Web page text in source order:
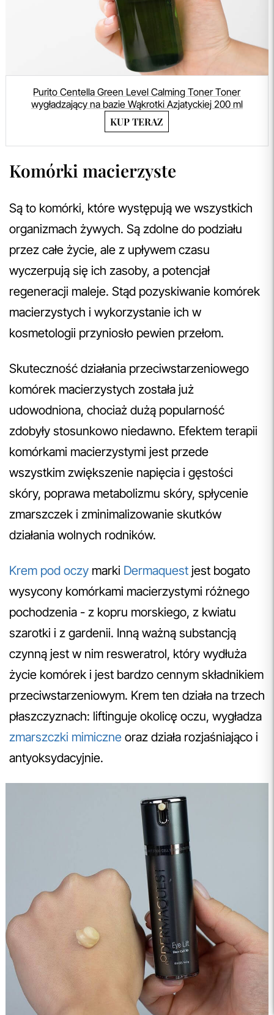
Purito Centella Green Level Calming Toner Toner
wygładzający na bazie Wąkrotki Azjatyckiej 200 ml
KUP TERAZ
Komórki macierzyste
Są to komórki, które występują we wszystkich
organizmach żywych. Są zdolne do podziału
przez całe życie, ale z upływem czasu
wyczerpują się ich zasoby, a potencjał
regeneracji maleje. Stąd pozyskiwanie komórek
macierzystych i wykorzystanie ich w
kosmetologii przyniosło pewien przełom.
Skuteczność działania przeciwstarzeniowego
komórek macierzystych została już
udowodniona, chociaż dużą popularność
zdobyły stosunkowo niedawno. Efektem terapii
komórkami macierzystymi jest przede
wszystkim zwiększenie napięcia i gęstości
skóry, poprawa metabolizmu skóry, spłycenie
zmarszczek i zminimalizowanie skutków
działania wolnych rodników.
Krem pod oczy marki Dermaquest jest bogato
wysycony komórkami macierzystymi różnego
pochodzenia - z kopru morskiego, z kwiatu
szarotki i z gardenii. Inną ważną substancją
czynną jest w nim resweratrol, który wydłuża
życie komórek i jest bardzo cennym składnikiem
przeciwstarzeniowym. Krem ten działa na trzech
płaszczyznach: liftinguje okolicę oczu, wygładza
zmarszczki mimiczne oraz działa rozjaśniająco i
antyoksydacyjnie.